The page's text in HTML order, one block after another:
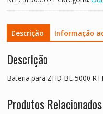
Descrição Informação
Descrição
Bateria para ZHD BL-5000
Produtos Relacionados